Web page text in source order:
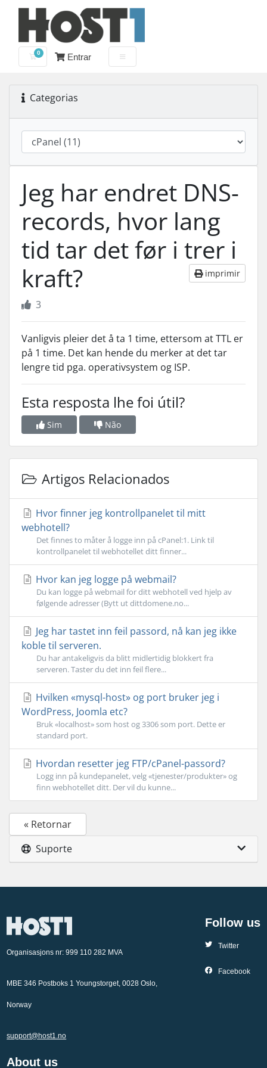
0
Carrinho de Compras
Entrar
Categorias
Jeg har endret DNS-
records, hvor lang
tid tar det før i trer i
kraft?
imprimir
3
Vanligvis pleier det å ta 1 time, ettersom at TTL er
på 1 time. Det kan hende du merker at det tar
lengre tid pga. operativsystem og ISP.
Esta resposta lhe foi útil?
Sim Não
Artigos Relacionados
Hvor finner jeg kontrollpanelet til mitt
webhotell?
Det finnes to måter å logge inn på cPanel:1. Link til
kontrollpanelet til webhotellet ditt finner...
Hvor kan jeg logge på webmail?
Du kan logge på webmail for ditt webhotell ved hjelp av
følgende adresser (Bytt ut dittdomene.no...
Jeg har tastet inn feil passord, nå kan jeg ikke
koble til serveren.
Du har antakeligvis da blitt midlertidig blokkert fra
serveren. Taster du det inn feil flere...
Hvilken «mysql-host» og port bruker jeg i
WordPress, Joomla etc?
Bruk «localhost» som host og 3306 som port. Dette er
standard port.
Hvordan resetter jeg FTP/cPanel-passord?
Logg inn på kundepanelet, velg «tjenester/produkter» og
finn webhotellet ditt. Der vil du kunne...
« Retornar
Suporte
Organisasjons nr: 999 110 282 MVA
MBE 346 Postboks 1 Youngstorget, 0028 Oslo,
Norway
support@host1.no
Follow us
Twitter
Facebook
About us